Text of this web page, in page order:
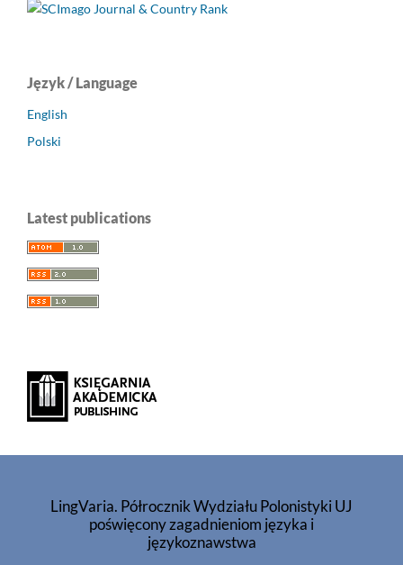
Język / Language
English
Polski
Latest publications
LingVaria. Półrocznik Wydziału Polonistyki UJ
poświęcony zagadnieniom języka i
językoznawstwa